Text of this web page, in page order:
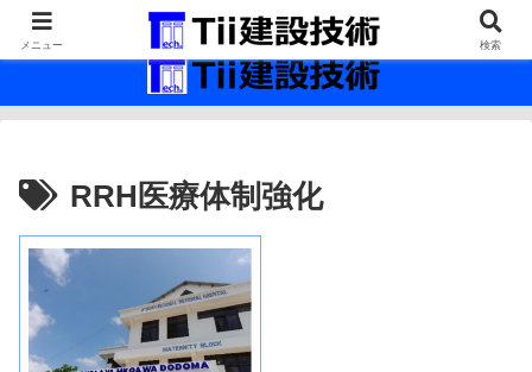
最新の建設技術の情報インフラ。
RRH医療体制強化
メニュー 検索